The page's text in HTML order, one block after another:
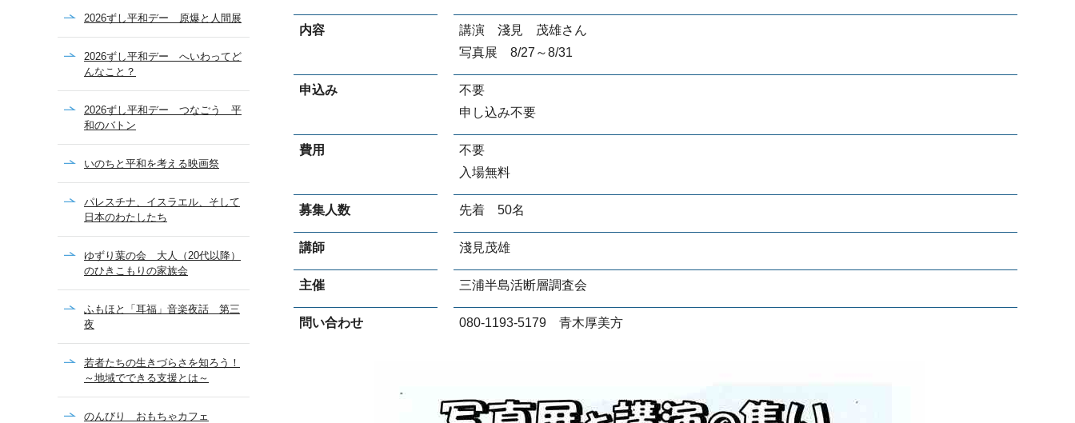
内容
講演 淺見 茂雄さん
写真展 8/27～8/31
申込み
不要
申し込み不要
費用
不要
入場無料
募集人数 先着 50名
講師 淺見茂雄
主催 三浦半島活断層調査会
問い合わせ 080-1193-5179 青木厚美方
2026ずし平和デー 原爆と人間展
2026ずし平和デー へいわってど
んなこと？
2026ずし平和デー つなごう 平
和のバトン
いのちと平和を考える映画祭
パレスチナ、イスラエル、そして
日本のわたしたち
ゆずり葉の会 大人（20代以降）
のひきこもりの家族会
ふもほと「耳福」音楽夜話 第三
夜
若者たちの生きづらさを知ろう！
～地域でできる支援とは～
のんびり おもちゃカフェ